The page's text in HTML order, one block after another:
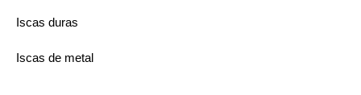
Iscas duras
Iscas de metal